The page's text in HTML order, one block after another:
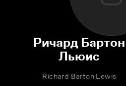
Ричард Бартон
Льюис
Richard Barton Lewis